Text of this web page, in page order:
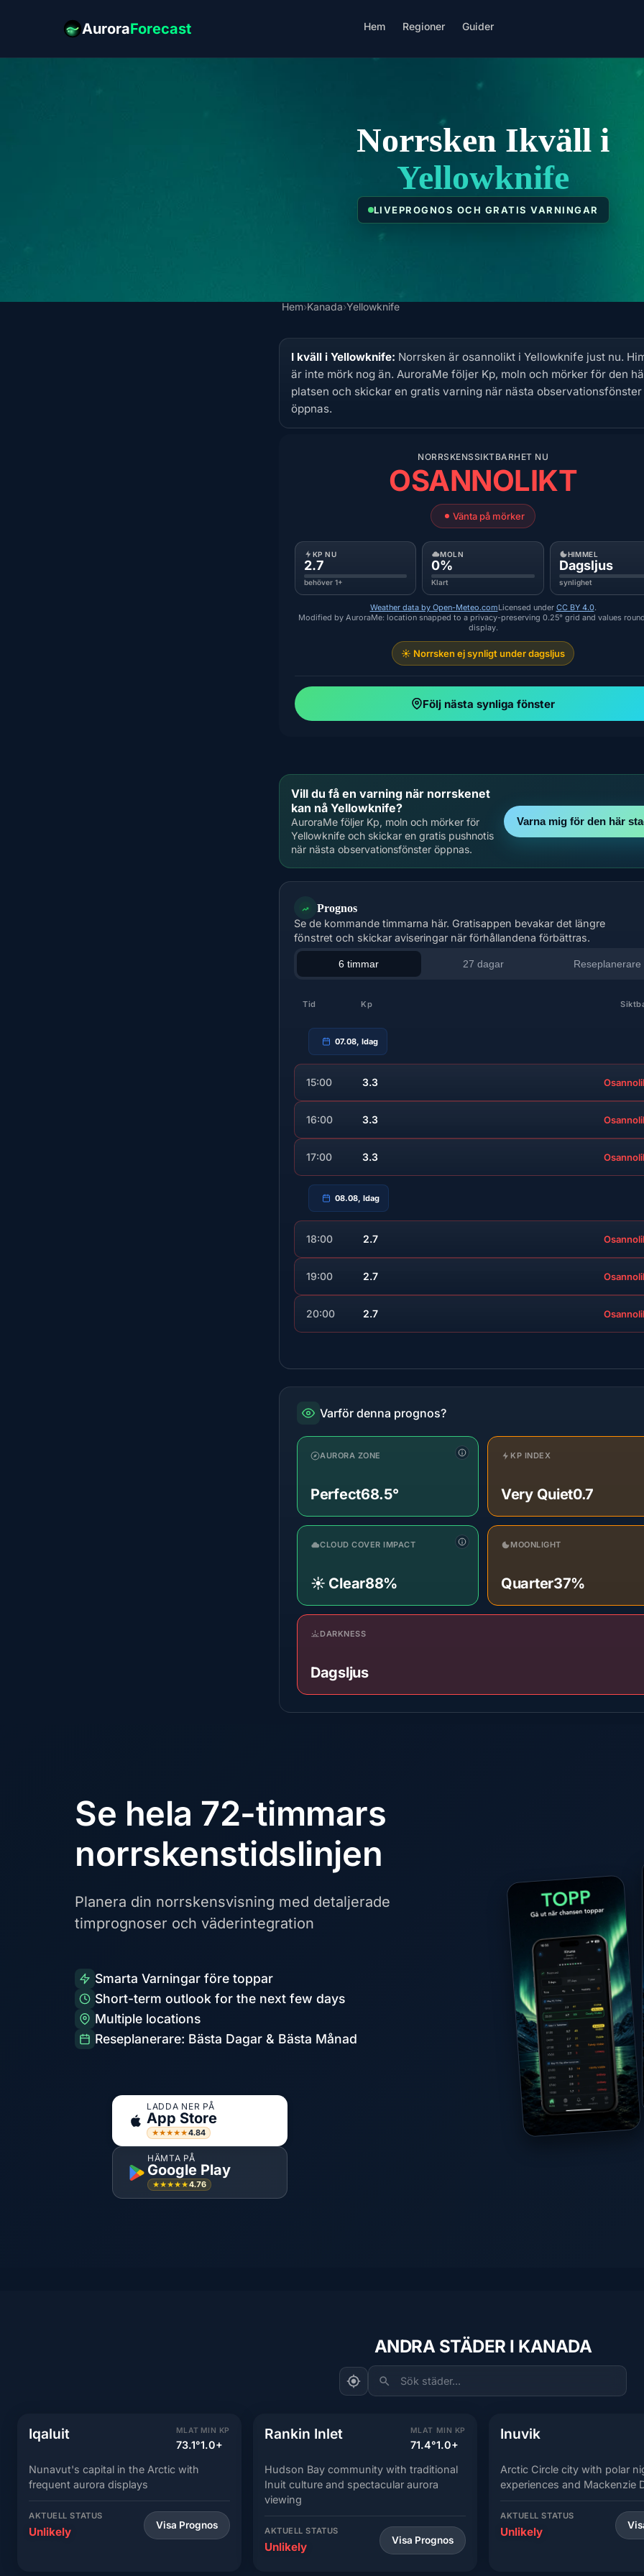
AuroraForecast Hem Regioner Guider
Norrsken Ikväll i
Yellowknife
LIVEPROGNOS OCH GRATIS VARNINGAR
Hem›Kanada›Yellowknife
I kväll i Yellowknife: Norrsken är osannolikt i Yellowknife just nu.
är inte mörk nog än. AuroraMe följer Kp, moln och mörker för den
platsen och skickar en gratis varning när nästa observationsfönster
öppnas.
NORRSKENSSIKTBARHET NU
OSANNOLIKT
Vänta på mörker
KP NU
2.7
behöver 1+
MOLN
0%
Klart
HIMMEL
Dagsljus
synlighet
Weather data by Open-Meteo.comLicensed under CC BY 4.0.
Modified by AuroraMe: location snapped to a privacy-preserving 0.25° grid and values
display.
☀️ Norrsken ej synligt under dagsljus
Följ nästa synliga fönster
Vill du få en varning när norrskenet
kan nå Yellowknife?
AuroraMe följer Kp, moln och mörker för
Yellowknife och skickar en gratis pushnotis
när nästa observationsfönster öppnas.
Varna mig för den här
Prognos
Se de kommande timmarna här. Gratisappen bevakar det längre
fönstret och skickar aviseringar när förhållandena förbättras.
6 timmar 27 dagar Reseplanerare
Tid Kp
07.08, Idag
15:00 3.3
16:00 3.3
17:00 3.3
08.08, Idag
18:00 2.7
19:00 2.7
20:00 2.7
Varför denna prognos?
AURORA ZONE
Perfect68.5°
KP INDEX
Very Quiet0.7
CLOUD COVER IMPACT
☀️ Clear88%
MOONLIGHT
Quarter37%
DARKNESS
Dagsljus
Se hela 72-timmars
norrskenstidslinjen
Planera din norrskensvisning med detaljerade
timprognoser och väderintegration
Smarta Varningar före toppar
Short-term outlook for the next few days
Multiple locations
Reseplanerare: Bästa Dagar & Bästa Månad
LADDA NER PÅ
App Store
★★★★★4.84
HÄMTA PÅ
Google Play
★★★★★4.76
ANDRA STÄDER I KANADA
Sök städer...
Iqaluit MLAT
73.1°
MIN KP
1.0+
Nunavut's capital in the Arctic with
frequent aurora displays
AKTUELL STATUS
Unlikely Visa Prognos
Rankin Inlet MLAT
71.4°
MIN KP
1.0+
Hudson Bay community with traditional
Inuit culture and spectacular aurora
viewing
AKTUELL STATUS
Unlikely Visa Prognos
Inuvik
Arctic Circle city with polar
experiences and Mackenzie
AKTUELL STATUS
Unlikely